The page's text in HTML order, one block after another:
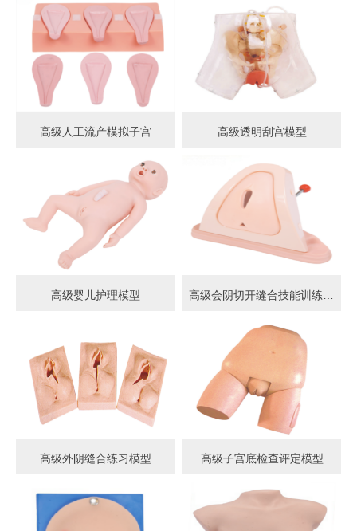
高级人工流产模拟子宫 高级透明刮宫模型
高级婴儿护理模型
高级外阴缝合练习模型 高级子宫底检查评定模型